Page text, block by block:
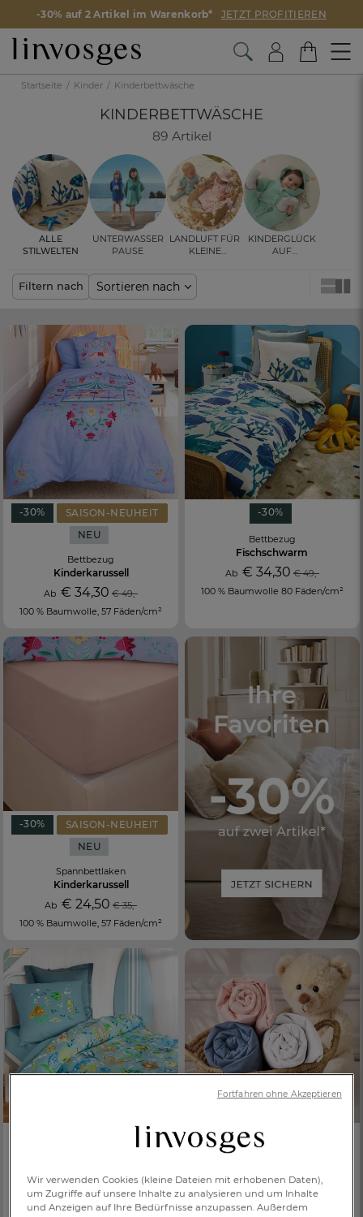
-30% auf 2 Artikel im Warenkorb* JETZT PROFITIEREN
FR DE
AT
BE
Startseite Kinder Kinderbettwäsche
KINDERBETTWÄSCHE
89 Artikel
Unterwasser
pause
Landluft für
kleine
Kinderglück
auf
Alle
Stilwelten
Filtern nach Sortieren nach
-30%
SAISON-NEUHEIT
NEU
Bettbezug
Kinderkarussell
Ab€ 34,30 € 49,-
100 % Baumwolle, 57 Fäden/cm²
-30%
Bettbezug
Fischschwarm
Ab € 34,30 € 49,-
100 % Baumwolle 80 Fäden/cm²
-30%
SAISON-NEUHEIT
NEU
Spannbettlaken
Kinderkarussell
Ab€ 24,50 € 35,-
100 % Baumwolle, 57 Fäden/cm²
Unterwasserpause
Ab€ 11,90 € 17,-
-30%
Jersey Traumschutz
Ab € 41,30 € 59,-
Wir verwenden Cookies (kleine Dateien mit erhobenen Daten),
um Zugriffe auf unsere Inhalte zu analysieren und um Inhalte
und Anzeigen auf Ihre Bedürfnisse anzupassen. Außerdem
Fortfahren ohne Akzeptieren